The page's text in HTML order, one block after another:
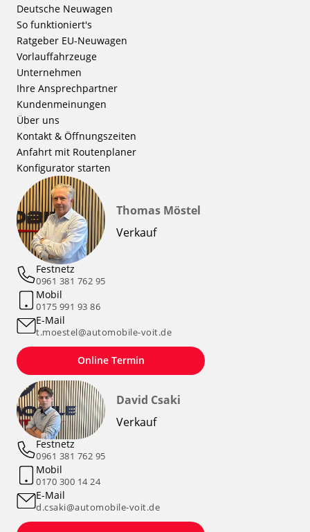
Deutsche Neuwagen
So funktioniert's
Ratgeber EU-Neuwagen
Vorlauffahrzeuge
Unternehmen
Ihre Ansprechpartner
Kundenmeinungen
Über uns
Kontakt & Öffnungszeiten
Anfahrt mit Routenplaner
Konfigurator starten
Thomas Möstel
Verkauf
Festnetz
0961 381 762 95
Mobil
0175 991 93 86
E-Mail
t.moestel@automobile-voit.de
Online Termin
David Csaki
Verkauf
Festnetz
0961 381 762 95
Mobil
0170 300 14 24
E-Mail
d.csaki@automobile-voit.de